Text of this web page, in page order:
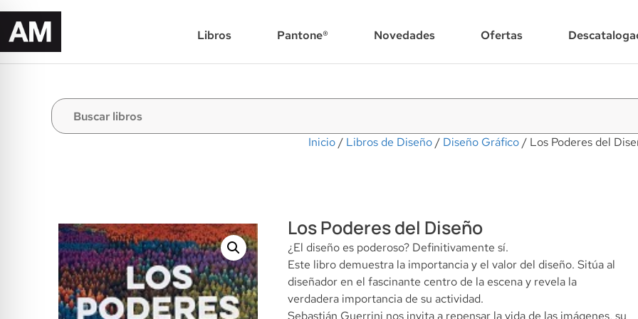
Libros Pantone® Novedades Ofertas
Inicio/ Libros de Diseño/ Diseño Gráfico/ Los Poderes del
Los Poderes del Diseño
¿El diseño es poderoso? Definitivamente sí.
Este libro demuestra la importancia y el valor del diseño. Sitúa al
diseñador en el fascinante centro de la escena y revela la
verdadera importancia de su actividad.
Sebastián Guerrini nos invita a repensar la vida de las imágenes, su